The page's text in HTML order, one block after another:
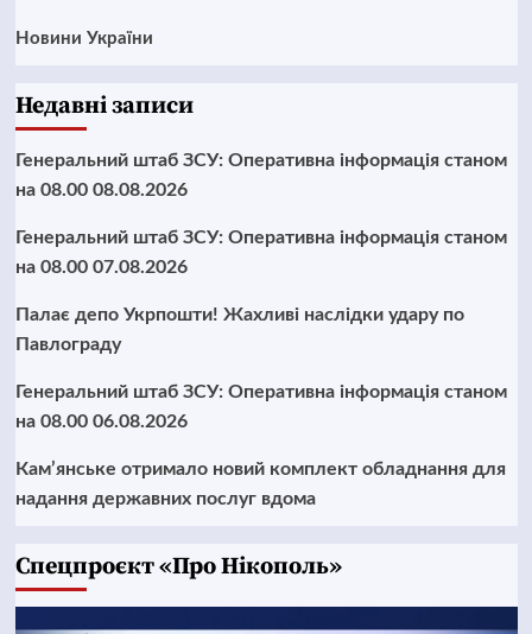
Новини України
Недавні записи
Генеральний штаб ЗСУ: Оперативна інформація станом
на 08.00 08.08.2026
Генеральний штаб ЗСУ: Оперативна інформація станом
на 08.00 07.08.2026
Палає депо Укрпошти! Жахливі наслідки удару по
Павлограду
Генеральний штаб ЗСУ: Оперативна інформація станом
на 08.00 06.08.2026
Кам’янське отримало новий комплект обладнання для
надання державних послуг вдома
Cпецпроєкт «Про Нікополь»